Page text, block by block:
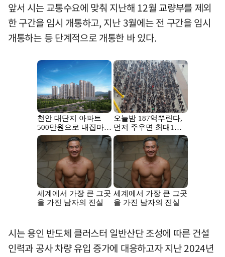
앞서 시는 교통수요에 맞춰 지난해 12월 교량부를 제외
한 구간을 임시 개통하고, 지난 3월에는 전 구간을 임시
개통하는 등 단계적으로 개통한 바 있다.
시는 용인 반도체 클러스터 일반산단 조성에 따른 건설
인력과 공사 차량 유입 증가에 대응하고자 지난 2024년